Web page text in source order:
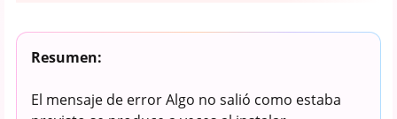
Resumen:
El mensaje de error Algo no salió como estaba